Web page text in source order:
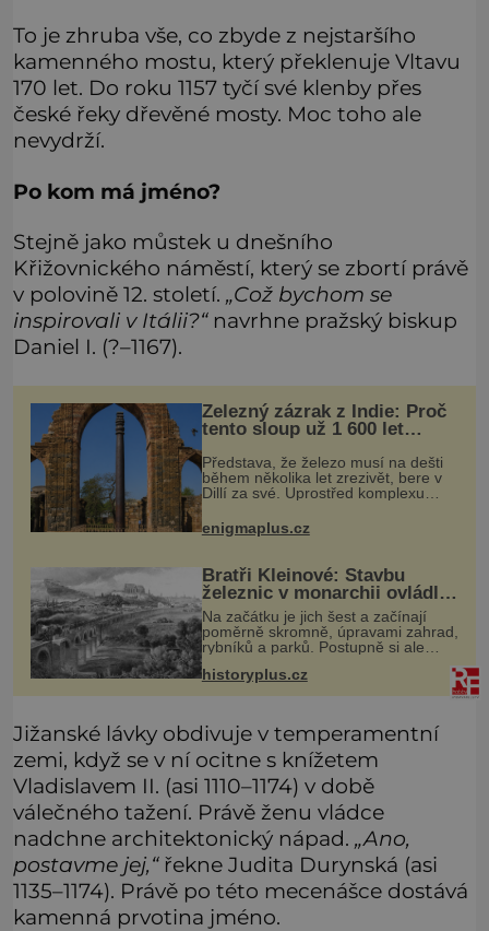
To je zhruba vše, co zbyde z nejstaršího
kamenného mostu, který překlenuje Vltavu
170 let. Do roku 1157 tyčí své klenby přes
české řeky dřevěné mosty. Moc toho ale
nevydrží.
Po kom má jméno?
Stejně jako můstek u dnešního
Křižovnického náměstí, který se zbortí právě
v polovině 12. století. „Což bychom se
inspirovali v Itálii?“navrhne pražský biskup
Daniel I. (?–1167).
Železný zázrak z Indie: Proč
tento sloup už 1 600 let
nezná rez?
Představa, že železo musí na dešti
během několika let zrezivět, bere v
Dillí za své. Uprostřed komplexu
Qutb stojí více než sedm metrů
vysoký železný sloup, který už
přibližně 1 600 let odolává počasí
enigmaplus.cz
Bratři Kleinové: Stavbu
železnic v monarchii ovládli
samouci
Na začátku je jich šest a začínají
poměrně skromně, úpravami zahrad,
rybníků a parků. Postupně si ale
troufnou i na stavbu železnic. Během
40 let vybudují na území monarchie
třetinu všech tratí, tedy
historyplus.cz
Jižanské lávky obdivuje v temperamentní
zemi, když se v ní ocitne s knížetem
Vladislavem II. (asi 1110–1174) v době
válečného tažení. Právě ženu vládce
nadchne architektonický nápad. „Ano,
postavme jej,“řekne Judita Durynská (asi
1135–1174). Právě po této mecenášce dostává
kamenná prvotina jméno.